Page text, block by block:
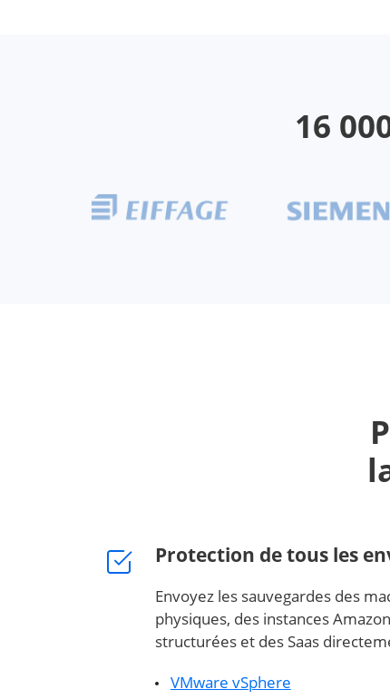
16
Protection de tous les
Envoyez les sauvegardes des
physiques, des instances
structurées et des Saas
VMware vSphere